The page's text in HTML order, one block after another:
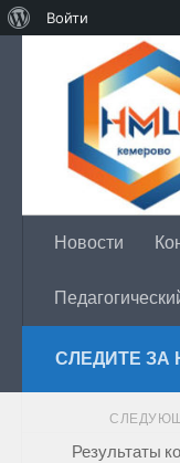
Войти
Перейти к
Новости
СЛЕДИТЕ ЗА
Результаты